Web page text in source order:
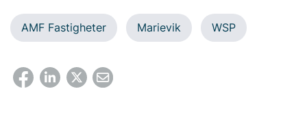
AMF Fastigheter Marievik WSP